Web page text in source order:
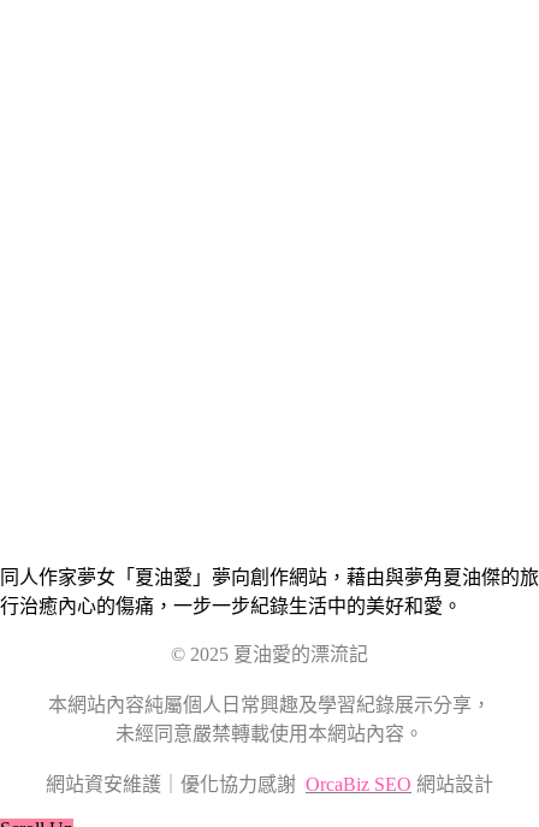
同人作家夢女「夏油愛」夢向創作網站，藉由與夢角夏油傑的旅
行治癒內心的傷痛，一步一步紀錄生活中的美好和愛。
© 2025 夏油愛的漂流記
本網站內容純屬個人日常興趣及學習紀錄展示分享，
未經同意嚴禁轉載使用本網站內容。
網站資安維護｜優化協力感謝 OrcaBiz SEO 網站設計